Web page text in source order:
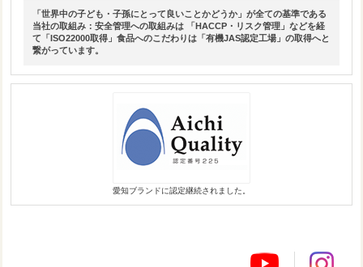
「世界中の子ども・子孫にとって良いことかどうか」が全ての基準である
当社の取組み：安全管理への取組みは 「HACCP・リスク管理」などを経
て「ISO22000取得」食品へのこだわりは「有機JAS認定工場」の取得へと
繋がっています。
愛知ブランドに認定継続されました。